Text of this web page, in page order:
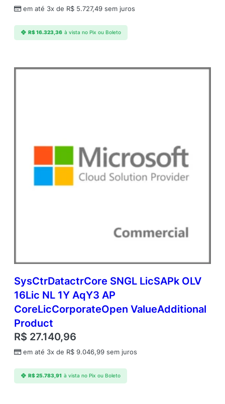
em até 3x de R$ 5.727,49 sem juros
R$16.323,36 à vista no Pix ou Boleto
SysCtrDatactrCore SNGL LicSAPk OLV
16Lic NL 1Y AqY3 AP
CoreLicCorporateOpen ValueAdditional
Product
R$ 27.140,96
em até 3x de R$ 9.046,99 sem juros
R$25.783,91 à vista no Pix ou Boleto